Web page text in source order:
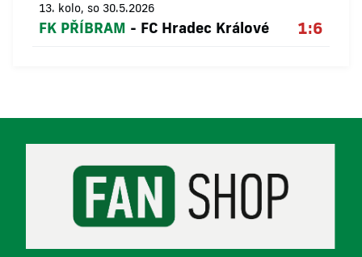
13. kolo, so 30.5.2026
FK PŘÍBRAM - FC Hradec Králové 1:6